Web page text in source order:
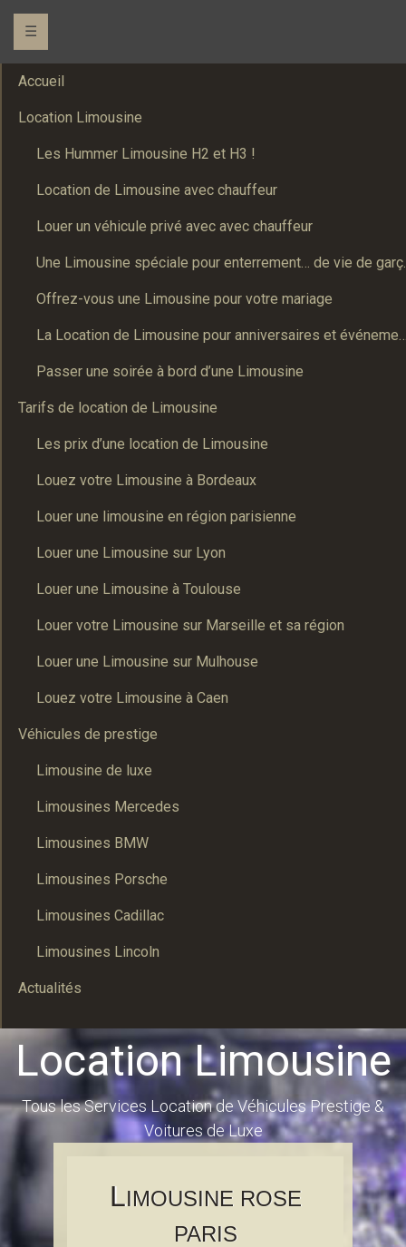
☰
Accueil
Location Limousine
Les Hummer Limousine H2 et H3 !
Location de Limousine avec chauffeur
Louer un véhicule privé avec avec chauffeur
Une
Offrez-vous une Limousine pour votre mariage
La Location de Limousine pour
Passer une soirée à bord d’une Limousine
Tarifs de location de Limousine
Les prix d’une location de Limousine
Louez votre Limousine à Bordeaux
Louer une limousine en région parisienne
Louer une Limousine sur Lyon
Louer une Limousine à Toulouse
Louer votre Limousine sur Marseille et sa région
Louer une Limousine sur Mulhouse
Louez votre Limousine à Caen
Véhicules de prestige
Limousine de luxe
Limousines Mercedes
Limousines BMW
Limousines Porsche
Limousines Cadillac
Limousines Lincoln
Actualités
Location Limousine
Tous les Services Location de Véhicules Prestige &
Voitures de Luxe
LIMOUSINE ROSE
PARIS